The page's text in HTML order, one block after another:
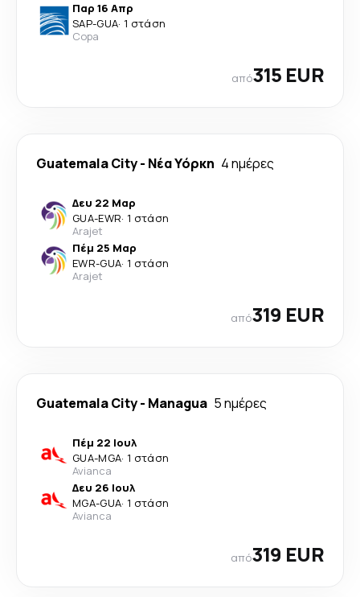
Παρ 16 Απρ
SAP-GUA· 1 στάση
Copa
από315 EUR
Guatemala City- Νέα Υόρκη 4 ημέρες
Δευ 22 Μαρ
GUA-EWR· 1 στάση
Arajet
Πέμ 25 Μαρ
EWR-GUA· 1 στάση
Arajet
από319 EUR
Guatemala City- Managua 5 ημέρες
Πέμ 22 Ιουλ
GUA-MGA· 1 στάση
Avianca
Δευ 26 Ιουλ
MGA-GUA· 1 στάση
Avianca
από319 EUR